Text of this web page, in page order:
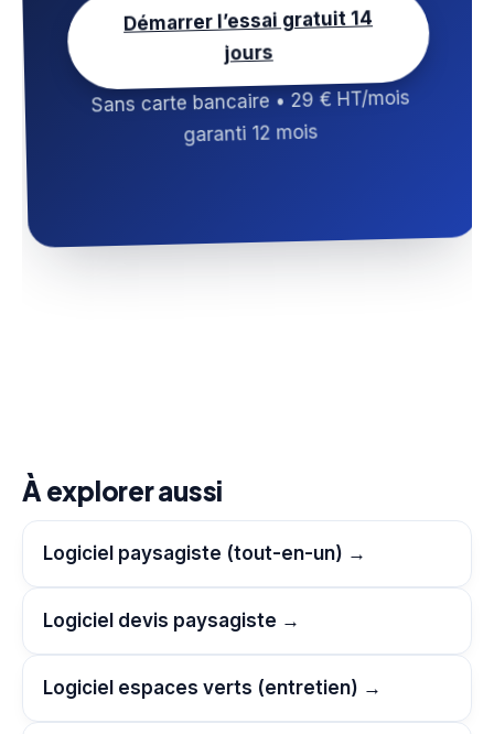
Démarrer l’essai gratuit 14
jours
Sans carte bancaire • 29 € HT/mois
garanti 12 mois
À explorer aussi
Logiciel paysagiste (tout-en-un) →
Logiciel devis paysagiste →
Logiciel espaces verts (entretien) →